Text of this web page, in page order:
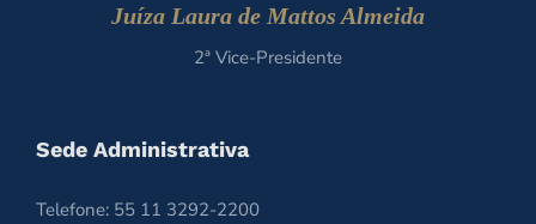
Juíza Laura de Mattos Almeida
2ª Vice-Presidente
Sede Administrativa
Telefone: 55 11 3292-2200